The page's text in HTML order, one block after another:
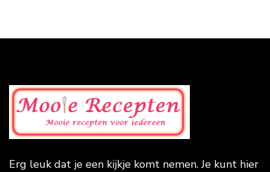
Erg leuk dat je een kijkje komt nemen. Je kunt hier